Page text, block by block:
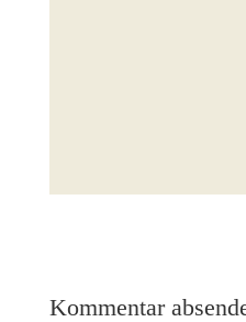
Kommentar